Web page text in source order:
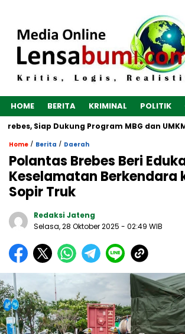
HOME BERITA KRIMINAL POLITIK
Siap Dukung Program MBG dan UMKM
Home / Berita / Daerah
Polantas Brebes Beri
Keselamatan Berkendara
Sopir Truk
Redaksi Jateng
Selasa, 28 Oktober 2025 - 02:49 WIB